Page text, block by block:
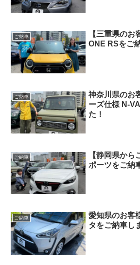
ご納車
【三重県のお
ONE RSをご
ご納車
神奈川県のお
ーズ仕様 N-
た！
ご納車
【静岡県から
ポーツをご納
ご納車
愛知県のお客
タをご納車し